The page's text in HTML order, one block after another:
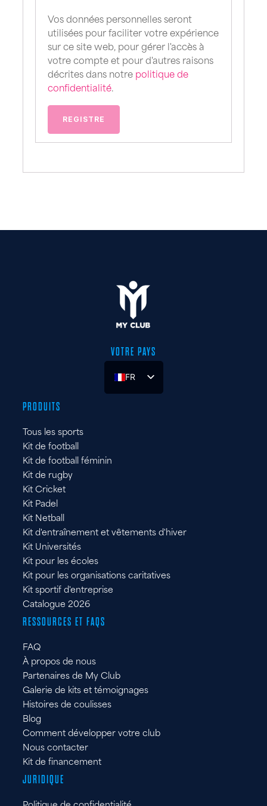
Vos données personnelles seront
utilisées pour faciliter votre expérience
sur ce site web, pour gérer l'accès à
votre compte et pour d'autres raisons
décrites dans notre politique de
confidentialité.
REGISTRE
VOTRE PAYS
FR
UK
PRODUITS
Tous les sports
Kit de football
Kit de football féminin
Kit de rugby
Kit Cricket
Kit Padel
Kit Netball
Kit d'entraînement et vêtements d'hiver
Kit Universités
Kit pour les écoles
Kit pour les organisations caritatives
Kit sportif d'entreprise
Catalogue 2026
RESSOURCES ET FAQS
FAQ
À propos de nous
Partenaires de My Club
Galerie de kits et témoignages
Histoires de coulisses
Blog
Comment développer votre club
Nous contacter
Kit de financement
JURIDIQUE